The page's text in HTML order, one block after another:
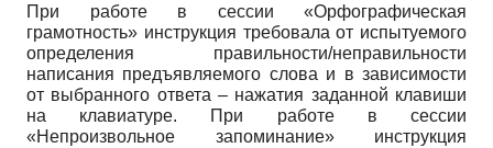
При работе в сессии «Орфографическая
грамотность» инструкция требовала от испытуемого
определения правильности/неправильности
написания предъявляемого слова и в зависимости
от выбранного ответа – нажатия заданной клавиши
на клавиатуре. При работе в сессии
«Непроизвольное запоминание» инструкция